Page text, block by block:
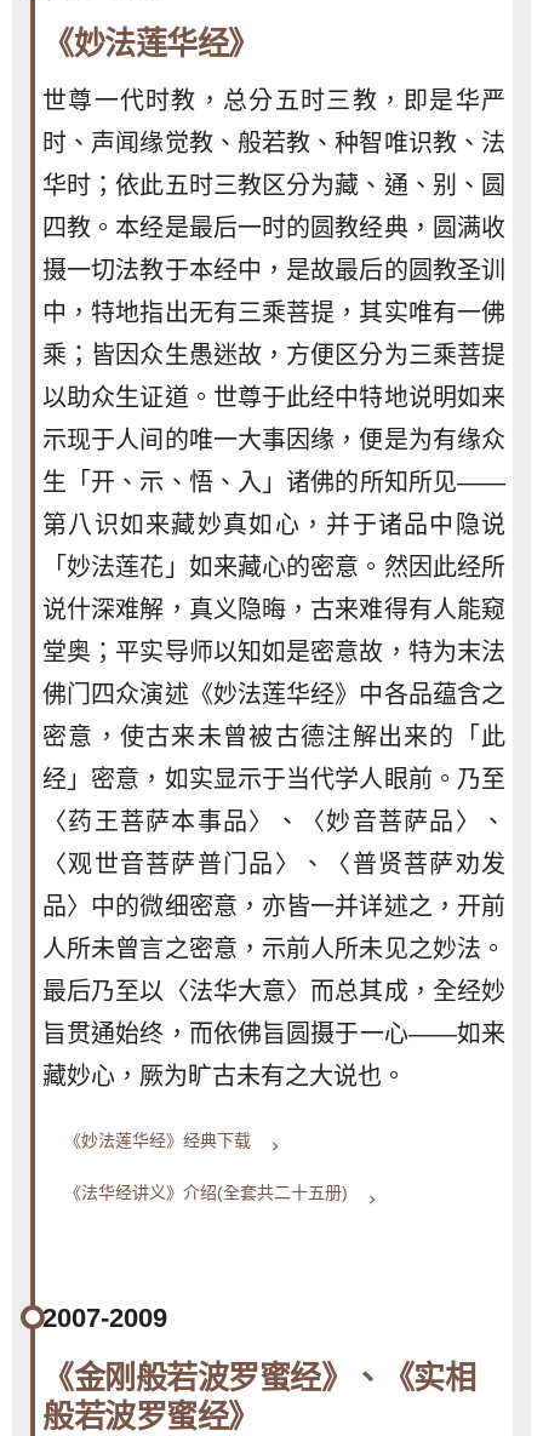
《妙法莲华经》
世尊一代时教，总分五时三教，即是华严
时、声闻缘觉教、般若教、种智唯识教、法
华时；依此五时三教区分为藏、通、别、圆
四教。本经是最后一时的圆教经典，圆满收
摄一切法教于本经中，是故最后的圆教圣训
中，特地指出无有三乘菩提，其实唯有一佛
乘；皆因众生愚迷故，方便区分为三乘菩提
以助众生证道。世尊于此经中特地说明如来
示现于人间的唯一大事因缘，便是为有缘众
生「开、示、悟、入」诸佛的所知所见——
第八识如来藏妙真如心，并于诸品中隐说
「妙法莲花」如来藏心的密意。然因此经所
说什深难解，真义隐晦，古来难得有人能窥
堂奥；平实导师以知如是密意故，特为末法
佛门四众演述《妙法莲华经》中各品蕴含之
密意，使古来未曾被古德注解出来的「此
经」密意，如实显示于当代学人眼前。乃至
〈药王菩萨本事品〉、〈妙音菩萨品〉、
〈观世音菩萨普门品〉、〈普贤菩萨劝发
品〉中的微细密意，亦皆一并详述之，开前
人所未曾言之密意，示前人所未见之妙法。
最后乃至以〈法华大意〉而总其成，全经妙
旨贯通始终，而依佛旨圆摄于一心——如来
藏妙心，厥为旷古未有之大说也。
《妙法莲华经》经典下载 keyboard_arrow_right
《法华经讲义》介绍(全套共二十五册) keyboard_arrow_right
2007-2009
《金刚般若波罗蜜经》、《实相
般若波罗蜜经》